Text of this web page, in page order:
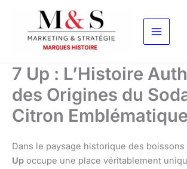
contenu
7 Up : L’Histoire
des Origines du
Citron Emblématique
Dans le paysage historique des boissons
Up occupe une place véritablement